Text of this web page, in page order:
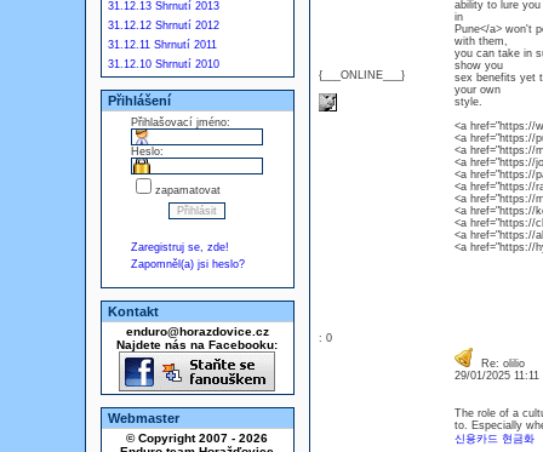
31.12.13 Shrnutí 2013
31.12.12 Shrnutí 2012
31.12.11 Shrnutí 2011
31.12.10 Shrnutí 2010
Přihlášení
Přihlašovací jméno:
Heslo:
zapamatovat
Zaregistruj se, zde!
Zapomněl(a) jsi heslo?
Kontakt
enduro@horazdovice.cz
Najdete nás na Facebooku:
Webmaster
© Copyright 2007 - 2026
{___ONLINE___}
ability to lure
in
Pune</a> won't
with them,
you can take in
show you
sex benefits yet
your own
style.
<a href="https://
<a href="https://
<a href="https://
<a href="https://
<a href="https://
<a href="https://
<a href="https://
<a href="https://
<a href="https://
<a href="https://
<a href="https://
: 0
Re: olilio
29/01/2025 11:11
The role of a
to. Especially
신용카드 현금화